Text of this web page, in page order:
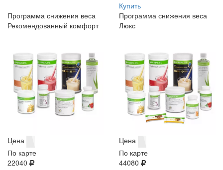
Купить
Программа снижения веса
Рекомендованный комфорт
Цена
По карте
22040
Программа снижения веса
Люкс
Цена
По карте
44080